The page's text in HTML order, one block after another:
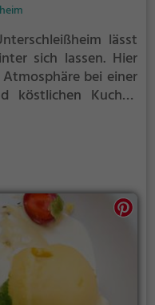
lässt
sich lassen. Hier
bei einer
köstlichen Kuchen
und andere
eine vielfältige
lässt. Tauche ein
und genieße den